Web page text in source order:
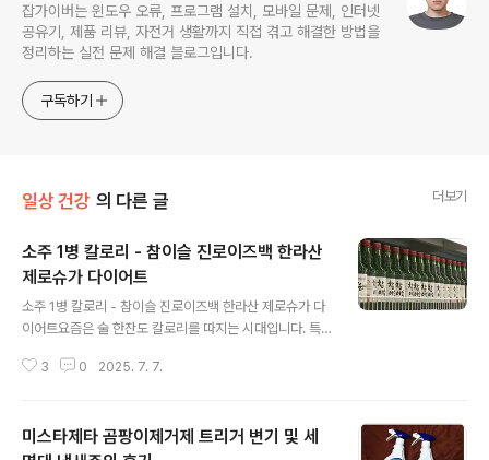
잡가이버는 윈도우 오류, 프로그램 설치, 모바일 문제, 인터넷
공유기, 제품 리뷰, 자전거 생활까지 직접 겪고 해결한 방법을
정리하는 실전 문제 해결 블로그입니다.
구독하기
일상 건강 의 다른 글 더보기
소주 1병 칼로리 - 참이슬 진로이즈백 한라산
제로슈가 다이어트
소주 1병 칼로리 - 참이슬 진로이즈백 한라산 제로슈가 다
이어트요즘은 술 한잔도 칼로리를 따지는 시대입니다. 특
이거나 건강을 신경 쓰는 사람이라면 그 칼로리에 더욱 민
낮은 칼로리를 갖고 있는지 헷갈리기 쉽습니다.그럼 우리
3 0 2025. 7. 7.
미스타제타 곰팡이제거제 트리거 변기 및 세